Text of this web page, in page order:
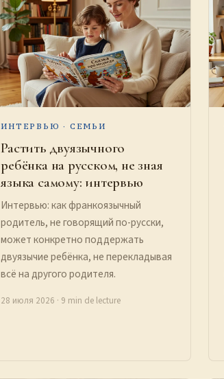
ИНТЕРВЬЮ · СЕМЬИ
Растить двуязычного
ребёнка на русском, не зная
языка самому: интервью
Интервью: как франкоязычный
родитель, не говорящий по-русски,
может конкретно поддержать
двуязычие ребёнка, не перекладывая
всё на другого родителя.
28 июля 2026 · 9 min de lecture